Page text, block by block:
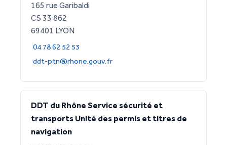
165 rue Garibaldi
CS 33 862
69401 LYON
04 78 62 52 53
ddt-ptn@rhone.gouv.fr
DDT du Rhône Service sécurité et
transports Unité des permis et titres de
navigation